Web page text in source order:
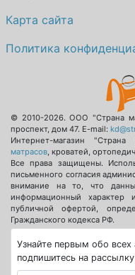
Карта сайта
Политика
© 2010-2026.ООО "Страна
проспект, дом 47. E-mail:
Интернет-магазин
матрасов, кроватей,
Все права защищены.
письменного согласия
внимание на то, что
информационный
публичной офертой,
Гражданского кодекса РФ.
Узнайте первым обо
подпишитесь на рассылку